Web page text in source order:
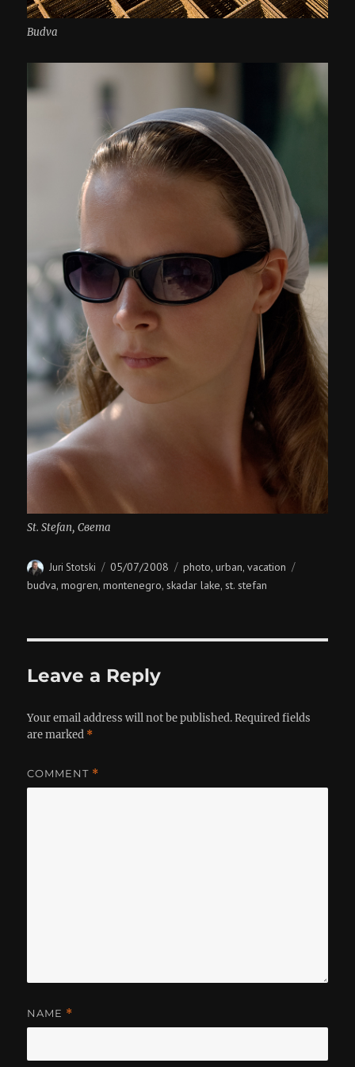
Budva
St. Stefan, Света
Author
Juri Stotski
Posted
on
05/07/2008 Categories
photo,urban,vacation
budva,mogren,montenegro, skadar lake, st. stefan
Leave a Reply
Your email address will not be published. Required fields
are marked *
COMMENT *
NAME *